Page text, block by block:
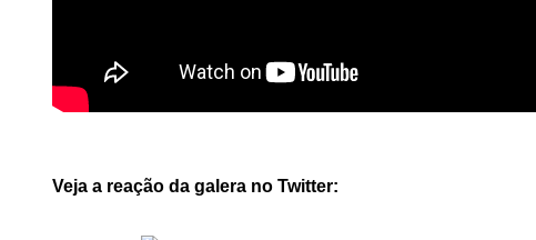
Veja a reação da galera no Twitter: